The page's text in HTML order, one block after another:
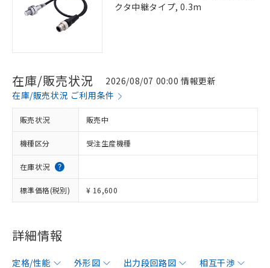
クタ中継タイプ, 0.3m
在庫/販売状況
2026/08/07 00:00 情報更新
在庫/販売状況 ご利用条件
販売状況 販売中
機種区分 受注生産機種
在庫状況
標準価格(税別) ¥ 16,600
詳細情報
定格/性能 外形図 出力段回路図
相互干渉